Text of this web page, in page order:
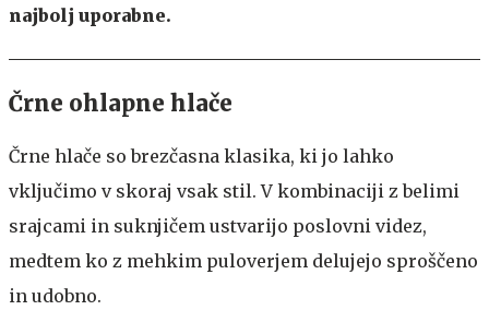
najbolj uporabne.
Črne ohlapne hlače
Črne hlače so brezčasna klasika, ki jo lahko
vključimo v skoraj vsak stil. V kombinaciji z belimi
srajcami in suknjičem ustvarijo poslovni videz,
medtem ko z mehkim puloverjem delujejo sproščeno
in udobno.